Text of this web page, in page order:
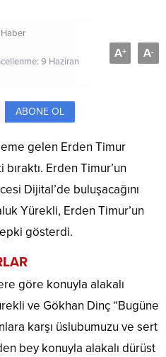
9 Haziran
A+ A-
ABONE OL
gelen Erden Timur
Erden Timur’un
Dijital’de buluşacağını
Yürekli, Erden Timur’un
gösterdi.
göre konuyla alakalı
ve Gökhan Dinç “Bugüne
karşı üslubumuzu ve sert
bey konuyla alakalı dürüst